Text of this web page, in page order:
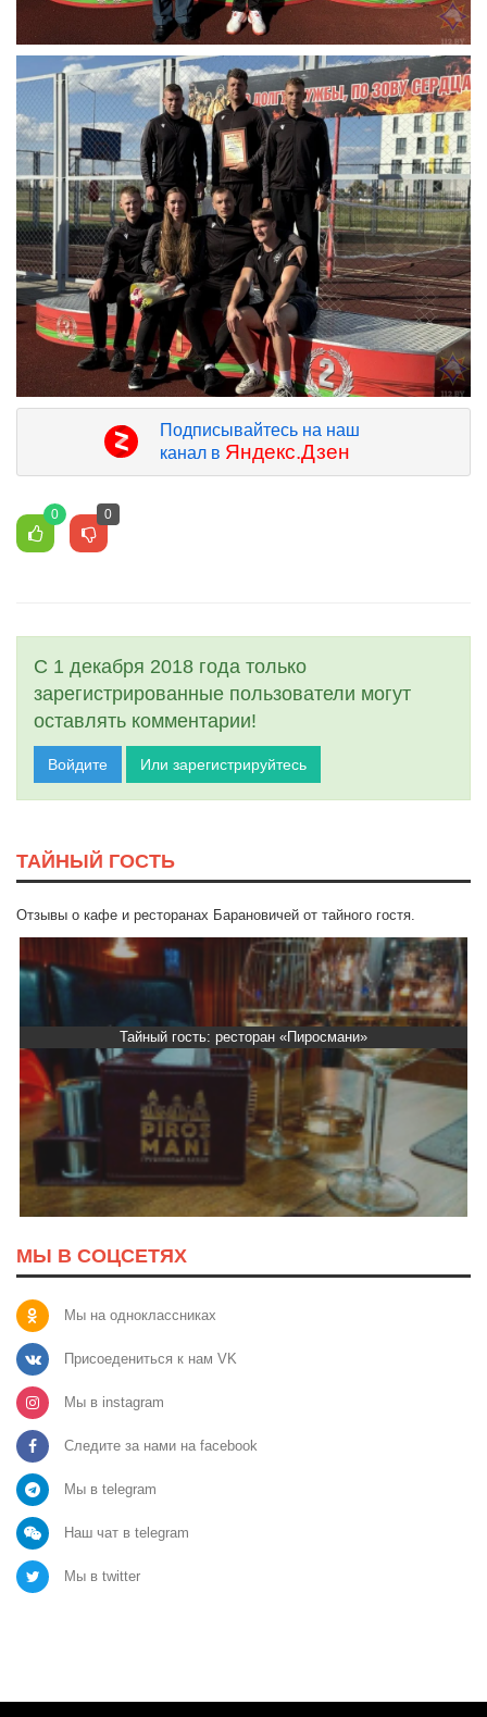
Подписывайтесь на наш
канал в Яндекс.Дзен
0 0
С 1 декабря 2018 года только
зарегистрированные пользователи могут
оставлять комментарии!
Войдите Или зарегистрируйтесь
ТАЙНЫЙ ГОСТЬ
Отзывы о кафе и ресторанах Барановичей от тайного гостя.
Тайный гость: Кафе "Grand Buffet"
МЫ В СОЦСЕТЯХ
Мы на одноклассниках
Присоедениться к нам VK
Мы в instagram
Следите за нами на facebook
Мы в telegram
Наш чат в telegram
Мы в twitter